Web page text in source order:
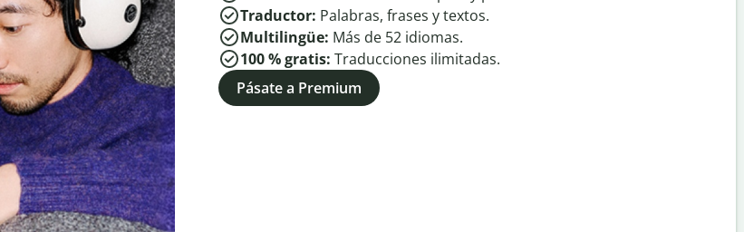
Traductor: Palabras, frases y textos.
Multilingüe: Más de 52 idiomas.
100 % gratis: Traducciones ilimitadas.
Pásate a Premium